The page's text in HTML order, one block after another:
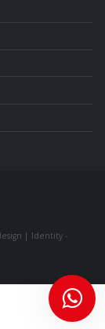
| Identity -